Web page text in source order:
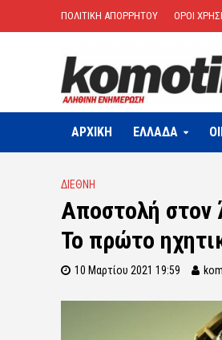
ΠΟΛΙΤΙΚΗ ΑΠΟΡΡΗΤΟΥ ΟΡΟΙ
ΑΡΧΙΚΗ ΕΛΛΑΔΑ
ΔΙΕΘΝΗ
Αποστολή στον
Το πρώτο
10 Μαρτίου 2021 19:59